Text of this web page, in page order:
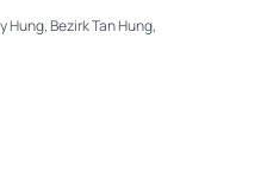
Hung, Bezirk Tan Hung,